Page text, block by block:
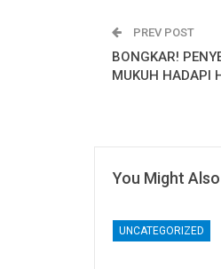
PREV POST
BONGKAR!
MUKUH HADAPI
You Might
UNCATEGORIZED